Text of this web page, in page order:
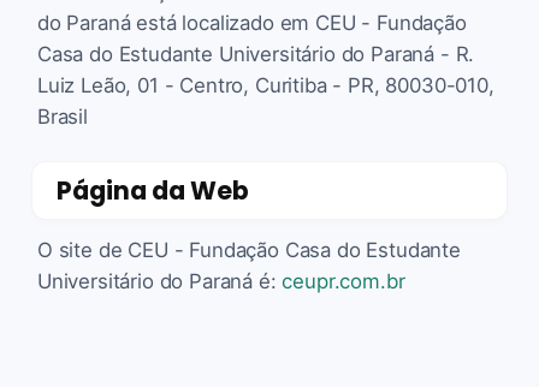
do Paraná está localizado em CEU - Fundação
Casa do Estudante Universitário do Paraná - R.
Luiz Leão, 01 - Centro, Curitiba - PR, 80030-010,
Brasil
Página da Web
O site de CEU - Fundação Casa do Estudante
Universitário do Paraná é:ceupr.com.br